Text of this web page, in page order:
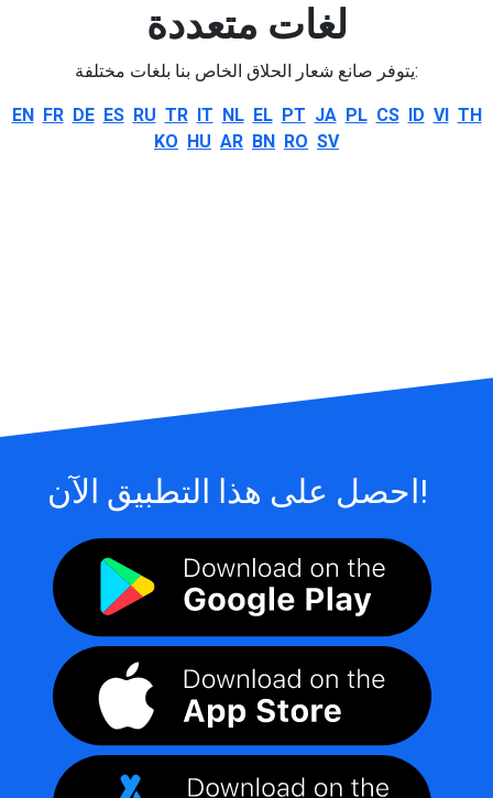
لغات متعددة
يتوفر صانع شعار الحلاق الخاص بنا بلغات مختلفة:
EN FR DE ES RU TR IT NL EL PT JA PL CS ID VI TH
KO HU AR BN RO SV
احصل على هذا التطبيق الآن!